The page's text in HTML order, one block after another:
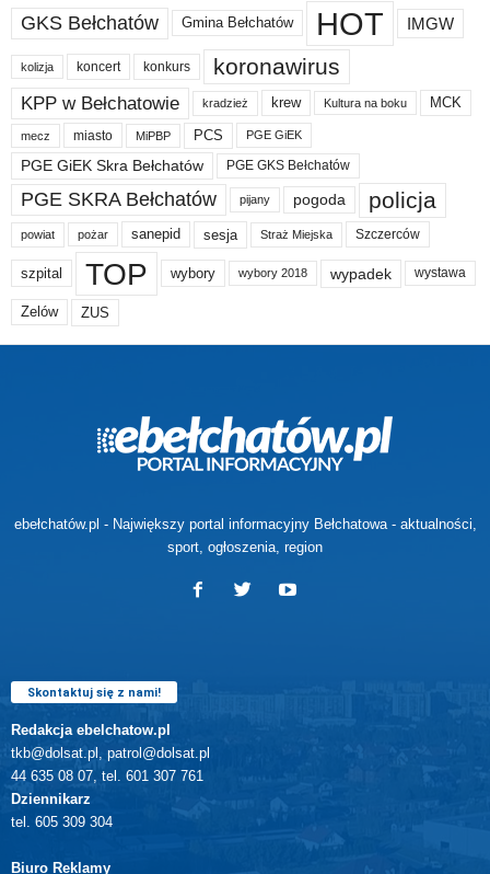
GKS Bełchatów Gmina Bełchatów HOT IMGW
kolizja koncert konkurs koronawirus
KPP w Bełchatowie kradzież krew Kultura na boku MCK
mecz miasto MiPBP PCS PGE GiEK
PGE GiEK Skra Bełchatów PGE GKS Bełchatów
PGE SKRA Bełchatów pijany pogoda policja
powiat pożar sanepid sesja Straż Miejska Szczerców
szpital TOP wybory wybory 2018 wypadek wystawa
Zelów ZUS
ebełchatów.pl - Największy portal informacyjny Bełchatowa - aktualności,
sport, ogłoszenia, region
Skontaktuj się z nami!
Redakcja ebelchatow.pl
tkb@dolsat.pl, patrol@dolsat.pl
44 635 08 07, tel. 601 307 761
Dziennikarz
tel. 605 309 304
Biuro Reklamy